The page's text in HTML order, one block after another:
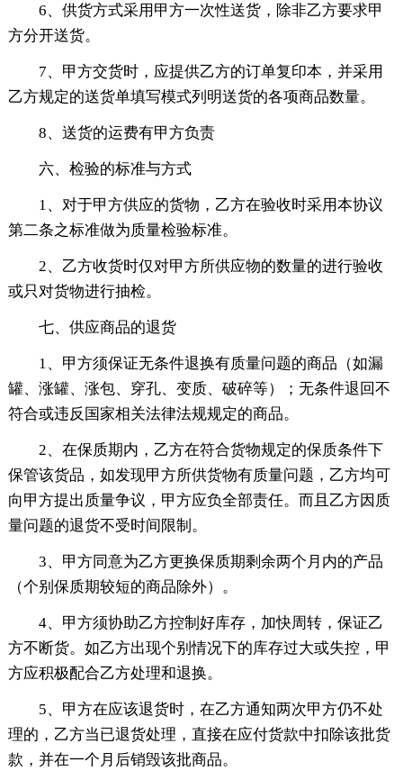
6、供货方式采用甲方一次性送货，除非乙方要求甲
方分开送货。
7、甲方交货时，应提供乙方的订单复印本，并采用
乙方规定的送货单填写模式列明送货的各项商品数量。
8、送货的运费有甲方负责
六、检验的标准与方式
1、对于甲方供应的货物，乙方在验收时采用本协议
第二条之标准做为质量检验标准。
2、乙方收货时仅对甲方所供应物的数量的进行验收
或只对货物进行抽检。
七、供应商品的退货
1、甲方须保证无条件退换有质量问题的商品（如漏
罐、涨罐、涨包、穿孔、变质、破碎等）；无条件退回不
符合或违反国家相关法律法规规定的商品。
2、在保质期内，乙方在符合货物规定的保质条件下
保管该货品，如发现甲方所供货物有质量问题，乙方均可
向甲方提出质量争议，甲方应负全部责任。而且乙方因质
量问题的退货不受时间限制。
3、甲方同意为乙方更换保质期剩余两个月内的产品
（个别保质期较短的商品除外）。
4、甲方须协助乙方控制好库存，加快周转，保证乙
方不断货。如乙方出现个别情况下的库存过大或失控，甲
方应积极配合乙方处理和退换。
5、甲方在应该退货时，在乙方通知两次甲方仍不处
理的，乙方当已退货处理，直接在应付货款中扣除该批货
款，并在一个月后销毁该批商品。